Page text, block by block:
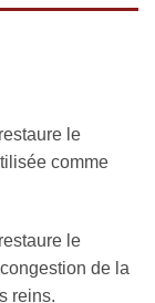
le
comme
le
de la
reins.